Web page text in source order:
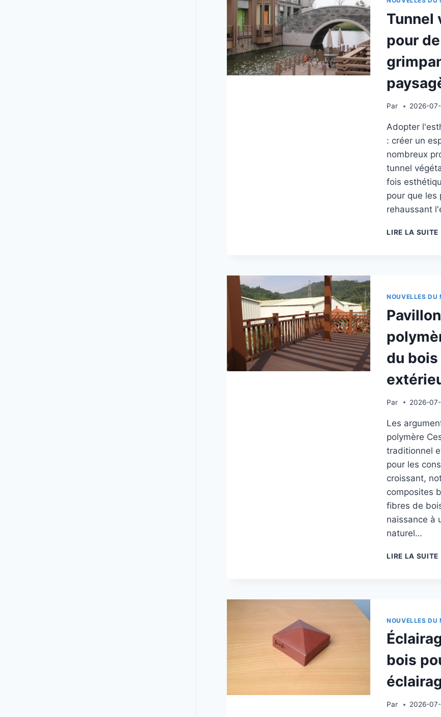
Tunnel
pour
Par 2026-
Adopter
: créer un
nombreux
tunnel
fois
pour que les
rehaussant
LIRE LA SUITE
NOUVELLES DU
du
Par 2026-
Les
polymère
traditionnel
pour les
croissant,
composites
fibres de
naissance à
naturel…
LIRE LA SUITE
NOUVELLES DU
bois
Par 2026-